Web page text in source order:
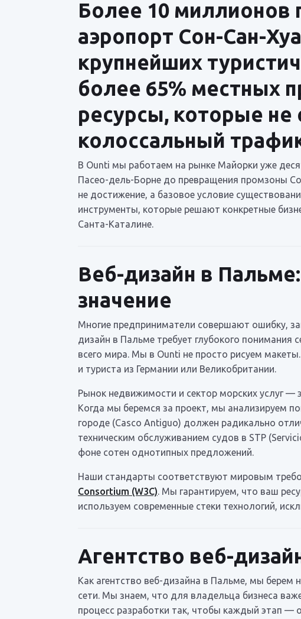
Более 10 миллионов
аэропорт Сон-Сан-
крупнейших
более 65% местных
ресурсы, которые не
колоссальный
В Ounti мы работаем на рынке Майорки уже
Пасео-дель-Борне до превращения промзоны
не достижение, а базовое условие
инструменты, которые решают конкретные
Санта-Каталине.
Веб-дизайн в
значение
Многие предприниматели совершают ошибку,
дизайн в Пальме требует глубокого
всего мира. Мы в Ounti не просто рисуем
и туриста из Германии или Великобритании.
Рынок недвижимости и сектор морских услуг —
Когда мы беремся за проект, мы анализируем
городе (Casco Antiguo) должен радикально
техническим обслуживанием судов в STP
фоне сотен однотипных предложений.
Наши стандарты соответствуют мировым
Consortium (W3C). Мы гарантируем, что ваш
используем современные стеки технологий,
Агентство веб-
Как агентство веб-дизайна в Пальме, мы берем
сети. Мы знаем, что для владельца бизнеса
процесс разработки так, чтобы каждый этап